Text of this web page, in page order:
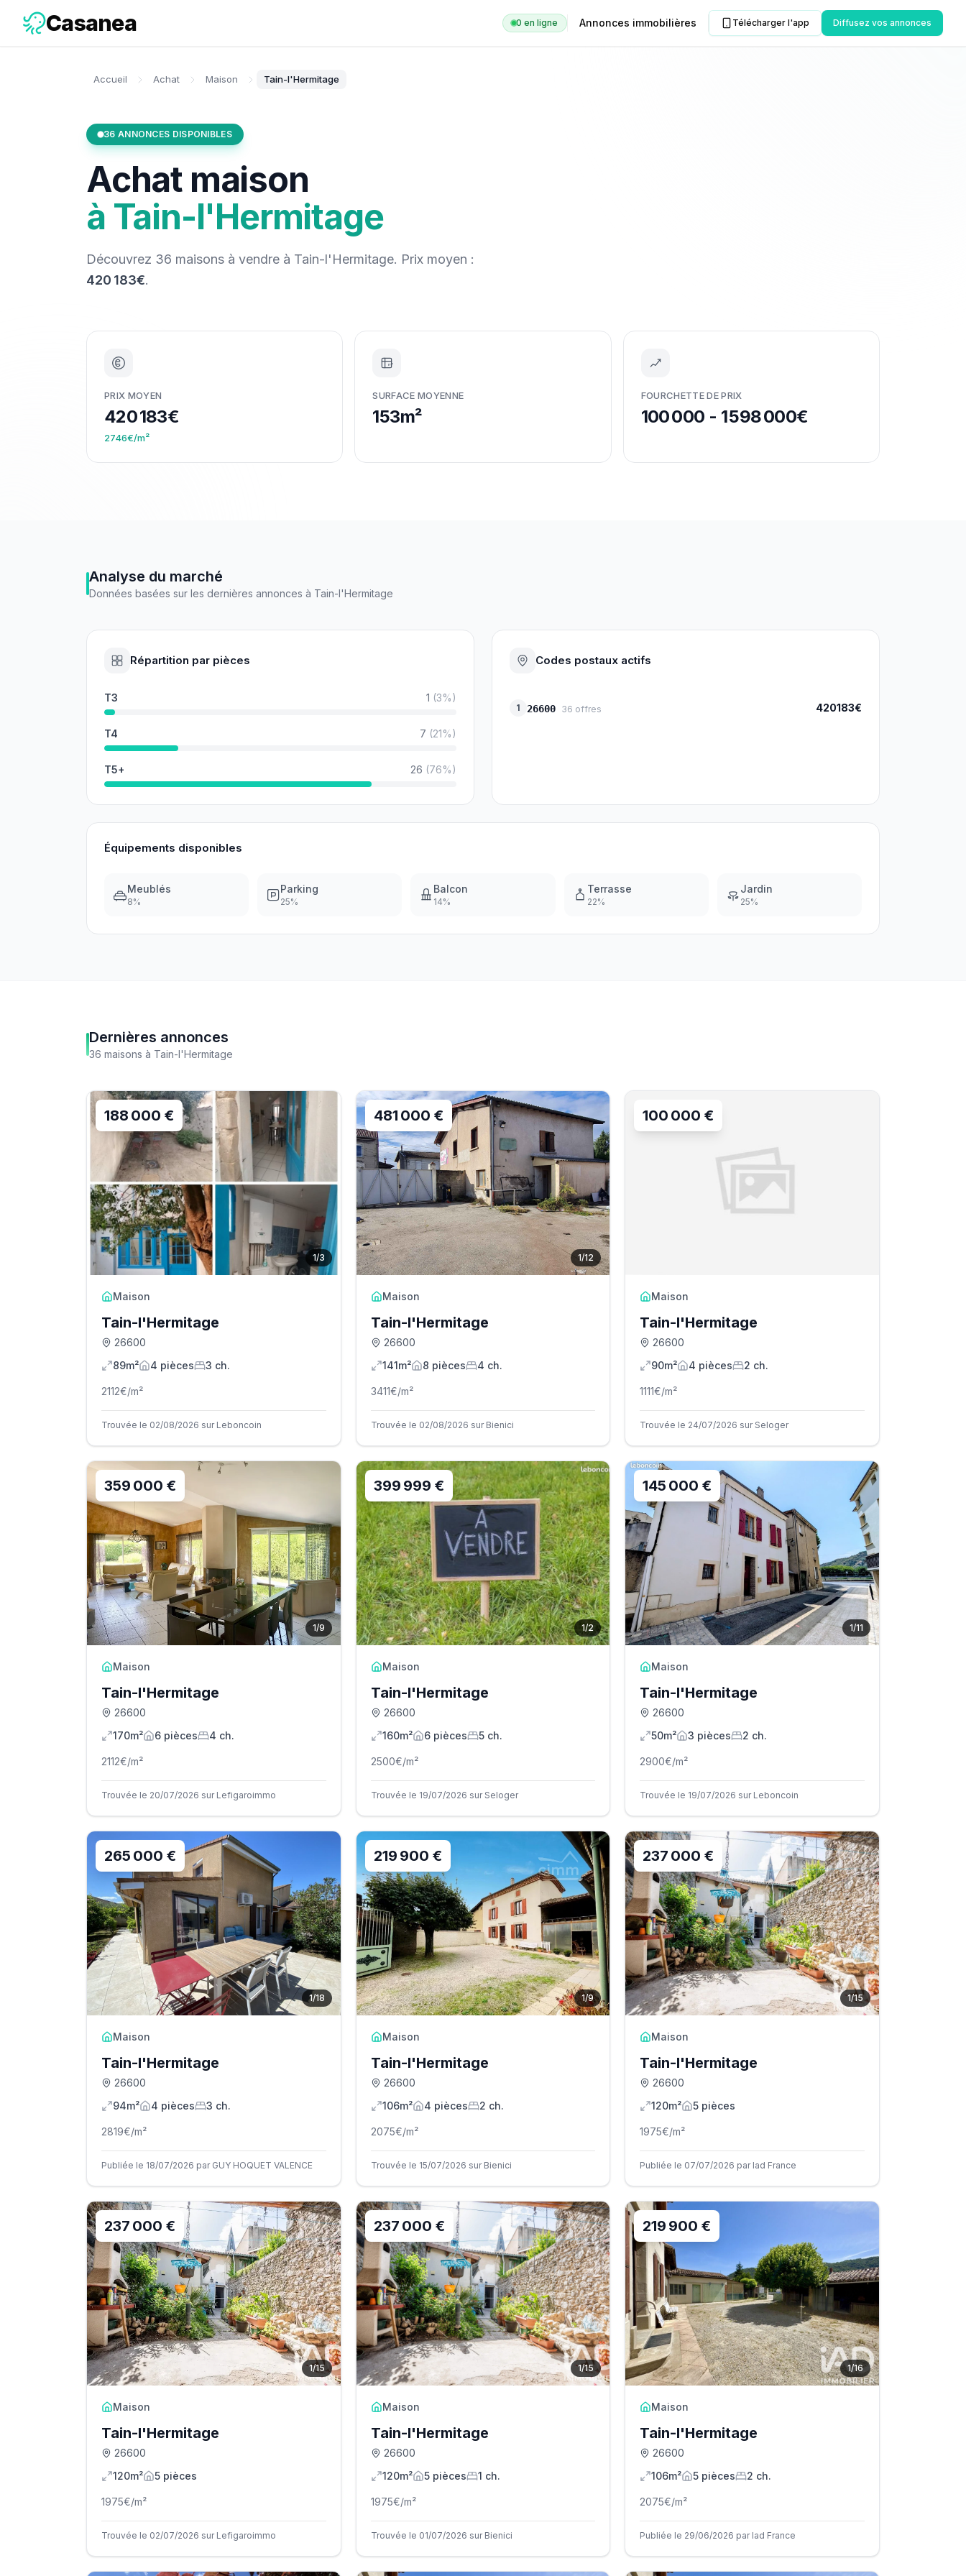
Casanea 0 en ligne Annonces immobilières Télécharger l'app Diffusez vos annonces
Accueil Achat Maison Tain-l'Hermitage
36 ANNONCES DISPONIBLES
Achat maison
à Tain-l'Hermitage
Découvrez 36 maisons à vendre à Tain-l'Hermitage. Prix moyen :
420 183€.
PRIX MOYEN
420 183€
2746€/m²
m²
SURFACE MOYENNE
153m²
FOURCHETTE DE PRIX
100 000 - 1 598 000€
Analyse du marché
Données basées sur les dernières annonces à Tain-l'Hermitage
Répartition par pièces
T3 1 (3%)
T4 7 (21%)
T5+ 26 (76%)
Codes postaux actifs
1 26600 36 offres 420183€
Équipements disponibles
Meublés
8%
Parking
25%
Balcon
14%
Terrasse
22%
Jardin
25%
Dernières annonces
36 maisons à Tain-l'Hermitage
1/3
188 000 €
Maison
Tain-l'Hermitage
26600
89m²
4 pièces 3 ch.
2112€/m²
Trouvée le 02/08/2026 sur Leboncoin
1/12
481 000 €
Maison
Tain-l'Hermitage
26600
141m²
8 pièces 4 ch.
3411€/m²
Trouvée le 02/08/2026 sur Bienici
100 000 €
Maison
Tain-l'Hermitage
26600
90m²
4 pièces 2 ch.
1111€/m²
Trouvée le 24/07/2026 sur Seloger
1/9
359 000 €
Maison
Tain-l'Hermitage
26600
170m²
6 pièces 4 ch.
2112€/m²
Trouvée le 20/07/2026 sur Lefigaroimmo
1/2
399 999 €
Maison
Tain-l'Hermitage
26600
160m²
6pièces 5ch.
2500€/m²
Trouvée le 19/07/2026 sur Seloger
1/11
145 000 €
Maison
Tain-l'Hermitage
26600
50m²
3 pièces 2 ch.
2900€/m²
Trouvée le 19/07/2026 sur Leboncoin
1/18
265 000 €
Maison
Tain-l'Hermitage
26600
94m²
4 pièces 3 ch.
2819€/m²
Publiée le 18/07/2026 par GUY HOQUET VALENCE
1/9
219 900 €
Maison
Tain-l'Hermitage
26600
106m²
4 pièces 2 ch.
2075€/m²
Trouvée le 15/07/2026 sur Bienici
1/15
237 000 €
Maison
Tain-l'Hermitage
26600
120m²
5 pièces
1975€/m²
Publiée le 07/07/2026 par Iad France
1/15
237 000 €
Maison
Tain-l'Hermitage
26600
120m²
5 pièces
1975€/m²
Trouvée le 02/07/2026 sur Lefigaroimmo
1/15
237 000 €
Maison
Tain-l'Hermitage
26600
120m²
5pièces 1 ch.
1975€/m²
Trouvée le 01/07/2026 sur Bienici
1/16
219 900 €
Maison
Tain-l'Hermitage
26600
106m²
5 pièces 2 ch.
2075€/m²
Publiée le 29/06/2026 par Iad France